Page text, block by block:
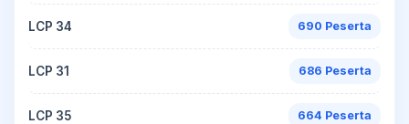
LCP 34 690 Peserta
LCP 31 686 Peserta
LCP 35 664 Peserta